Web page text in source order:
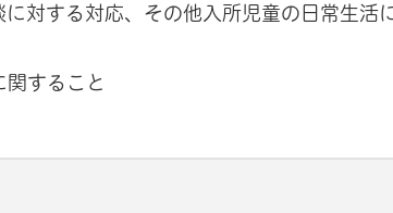
対する対応、その他入所児童の日常生活
関すること